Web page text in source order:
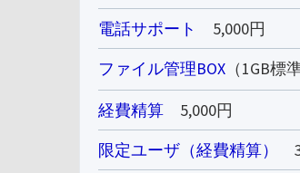
電話サポート
5,000円
ファイル管理BOX （1GB
経費精算 5,000円
限定ユーザ（経費精算）